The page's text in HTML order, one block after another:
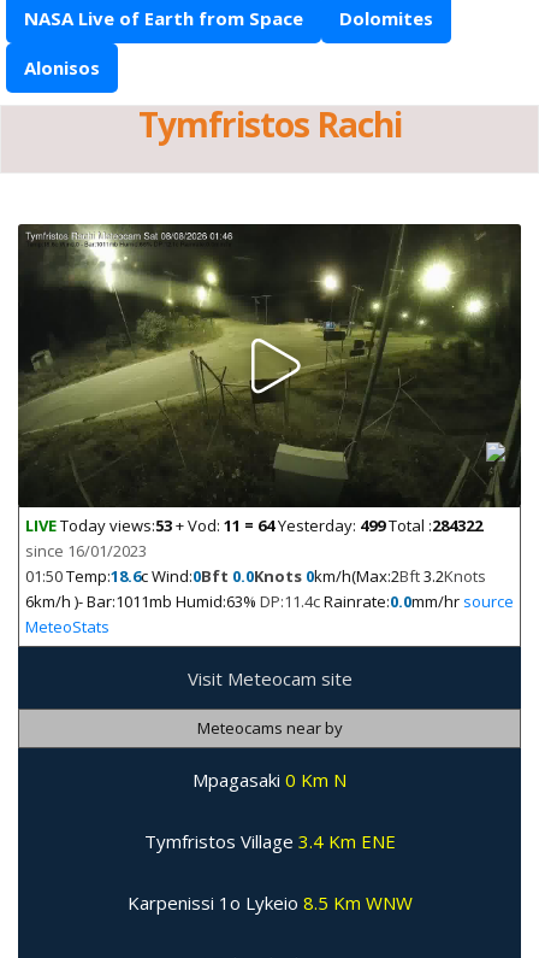
NASA Live of Earth from Space Dolomites
Alonisos
Tymfristos Rachi
LIVEToday views:53+ Vod: 11 = 64Yesterday: 499Total :284322
since 16/01/2023
01:50Temp:18.6c Wind:0Bft 0.0Knots 0km/h(Max:2Bft3.2Knots
6km/h )- Bar:1011mb Humid:63% DP:11.4cRainrate:0.0mm/hr source
MeteoStats
Visit Meteocam site
Meteocams near by
Mpagasaki 0 Km N
Tymfristos Village 3.4 Km ENE
Karpenissi 1o Lykeio 8.5 Km WNW